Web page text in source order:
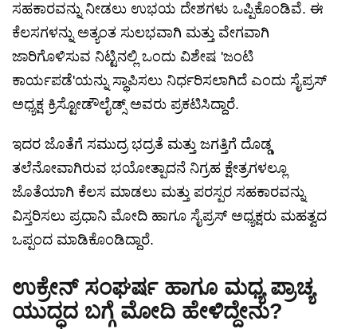
ಸಹಕಾರವನ್ನು ನೀಡಲು ಉಭಯ ದೇಶಗಳು ಒಪ್ಪಿಕೊಂಡಿವೆ. ಈ
ಕೆಲಸಗಳನ್ನು ಅತ್ಯಂತ ಸುಲಭವಾಗಿ ಮತ್ತು ವೇಗವಾಗಿ
ಜಾರಿಗೊಳಿಸುವ ನಿಟ್ಟಿನಲ್ಲಿ ಒಂದು ವಿಶೇಷ 'ಜಂಟಿ
ಕಾರ್ಯಪಡೆ'ಯನ್ನು ಸ್ಥಾಪಿಸಲು ನಿರ್ಧರಿಸಲಾಗಿದೆ ಎಂದು ಸೈಪ್ರಸ್
ಅಧ್ಯಕ್ಷ ಕ್ರಿಸ್ಟೋಡೌಲೈಡ್ಸ್ ಅವರು ಪ್ರಕಟಿಸಿದ್ದಾರೆ.
ಇದರ ಜೊತೆಗೆ ಸಮುದ್ರ ಭದ್ರತೆ ಮತ್ತು ಜಗತ್ತಿಗೆ ದೊಡ್ಡ
ತಲೆನೋವಾಗಿರುವ ಭಯೋತ್ಪಾದನೆ ನಿಗ್ರಹ ಕ್ಷೇತ್ರಗಳಲ್ಲೂ
ಜೊತೆಯಾಗಿ ಕೆಲಸ ಮಾಡಲು ಮತ್ತು ಪರಸ್ಪರ ಸಹಕಾರವನ್ನು
ವಿಸ್ತರಿಸಲು ಪ್ರಧಾನಿ ಮೋದಿ ಹಾಗೂ ಸೈಪ್ರಸ್ ಅಧ್ಯಕ್ಷರು ಮಹತ್ವದ
ಒಪ್ಪಂದ ಮಾಡಿಕೊಂಡಿದ್ದಾರೆ.
ಉಕ್ರೇನ್ ಸಂಘರ್ಷ ಹಾಗೂ ಮಧ್ಯ ಪ್ರಾಚ್ಯ
ಯುದ್ಧದ ಬಗ್ಗೆ ಮೋದಿ ಹೇಳಿದ್ದೇನು?